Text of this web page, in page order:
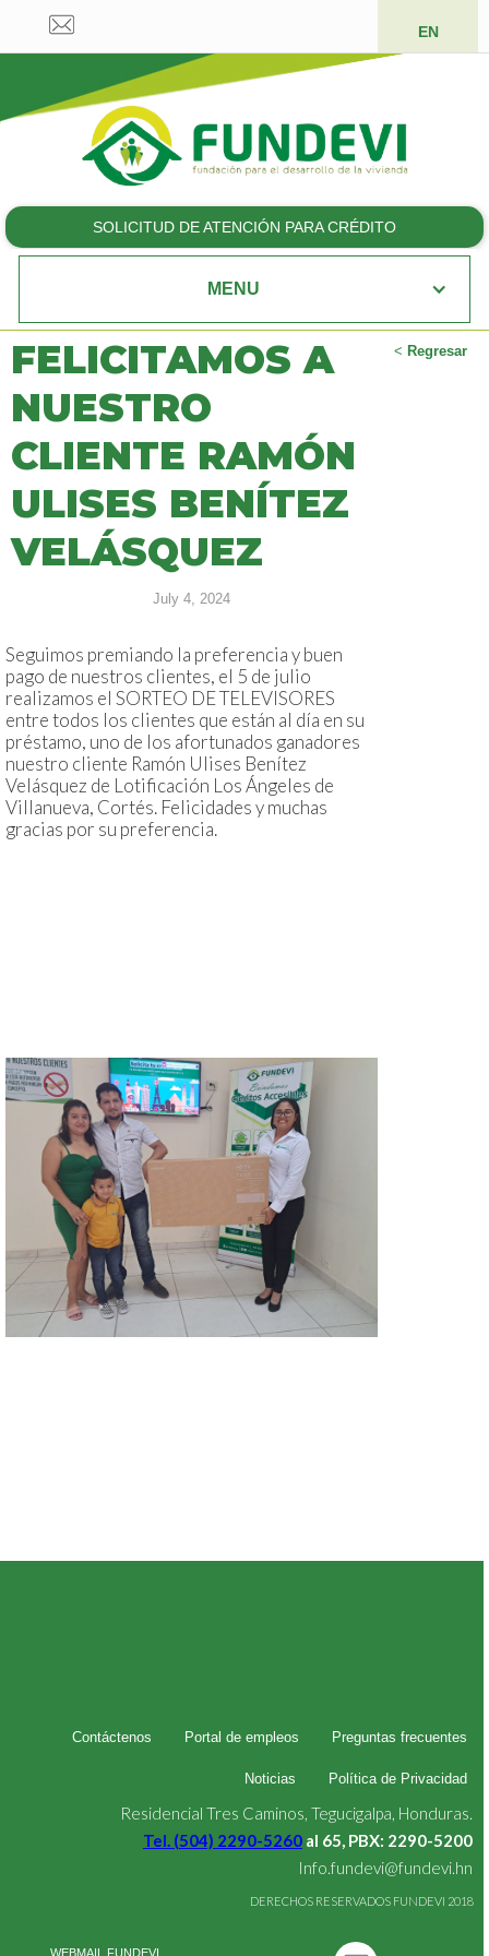
EN
SOLICITUD DE ATENCIÓN PARA CRÉDITO
MENU
< Regresar
FELICITAMOS A
NUESTRO
CLIENTE RAMÓN
ULISES BENÍTEZ
VELÁSQUEZ
July 4, 2024
Seguimos premiando la preferencia y buen
pago de nuestros clientes, el 5 de julio
realizamos el SORTEO DE TELEVISORES
entre todos los clientes que están al día en su
préstamo, uno de los afortunados ganadores
nuestro cliente Ramón Ulises Benítez
Velásquez de Lotificación Los Ángeles de
Villanueva, Cortés. Felicidades y muchas
gracias por su preferencia.
Contáctenos Portal de empleos Preguntas frecuentes
Noticias Política de Privacidad
Residencial Tres Caminos, Tegucigalpa, Honduras.
Tel. (504) 2290-5260 al 65, PBX: 2290-5200
Info.fundevi@fundevi.hn
DERECHOS RESERVADOS FUNDEVI 2018
WEBMAIL FUNDEVI